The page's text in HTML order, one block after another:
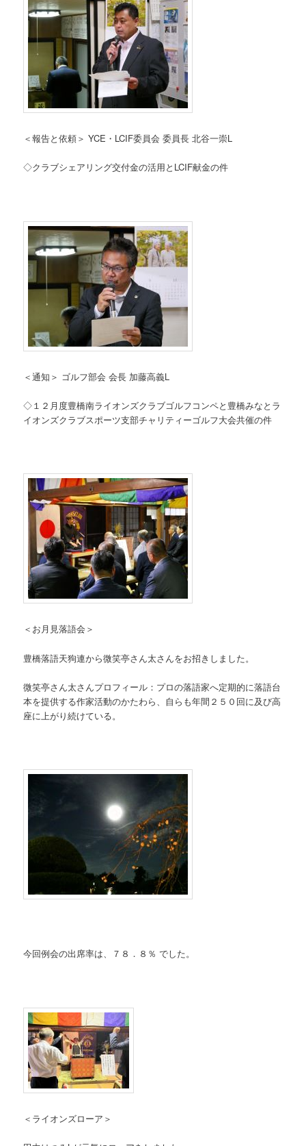
＜報告と依頼＞ YCE・LCIF委員会 委員長 北谷一崇L
◇クラブシェアリング交付金の活用とLCIF献金の件
＜通知＞ ゴルフ部会 会長 加藤高義L
◇１２月度豊橋南ライオンズクラブゴルフコンペと豊橋みなとラ
イオンズクラブスポーツ支部チャリティーゴルフ大会共催の件
＜お月見落語会＞
豊橋落語天狗連から微笑亭さん太さんをお招きしました。
微笑亭さん太さんプロフィール：プロの落語家へ定期的に落語台
本を提供する作家活動のかたわら、自らも年間２５０回に及び高
座に上がり続けている。
今回例会の出席率は、７８．８％ でした。
＜ライオンズローア＞